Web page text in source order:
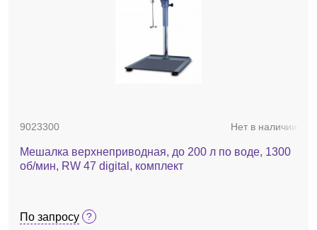
9023300 Нет в наличии
Мешалка верхнеприводная, до 200 л по воде, 1300
об/мин, RW 47 digital, комплект
По запросу